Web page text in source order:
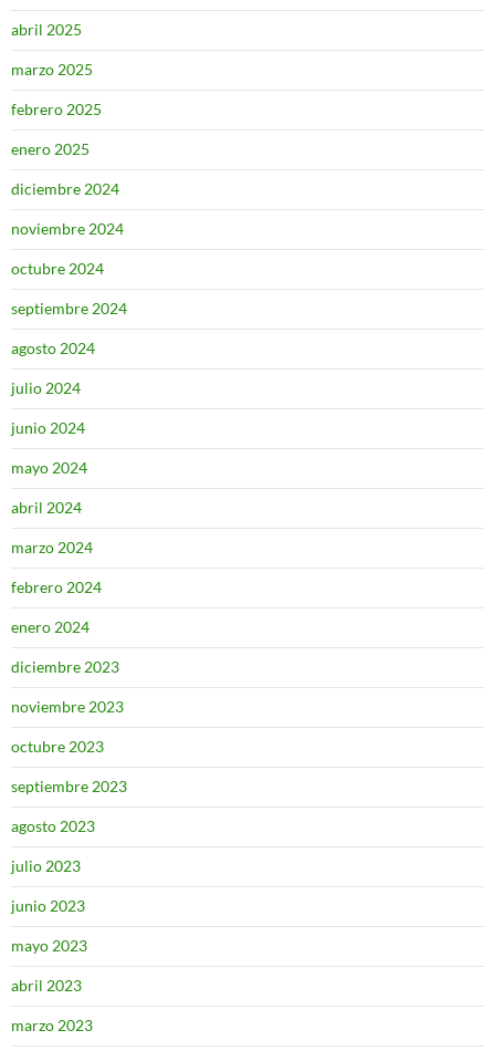
abril 2025
marzo 2025
febrero 2025
enero 2025
diciembre 2024
noviembre 2024
octubre 2024
septiembre 2024
agosto 2024
julio 2024
junio 2024
mayo 2024
abril 2024
marzo 2024
febrero 2024
enero 2024
diciembre 2023
noviembre 2023
octubre 2023
septiembre 2023
agosto 2023
julio 2023
junio 2023
mayo 2023
abril 2023
marzo 2023